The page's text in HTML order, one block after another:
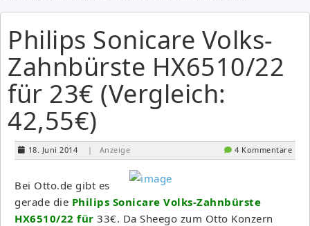
Philips Sonicare Volks-
Zahnbürste HX6510/22
für 23€ (Vergleich:
42,55€)
18. Juni 2014 | Anzeige 4 Kommentare
Bei Otto.de gibt es
gerade die Phi­lips Soni­care Volks-Zahn­bürste
HX6510/22 für 33€. Da Sheego zum Otto Konzern